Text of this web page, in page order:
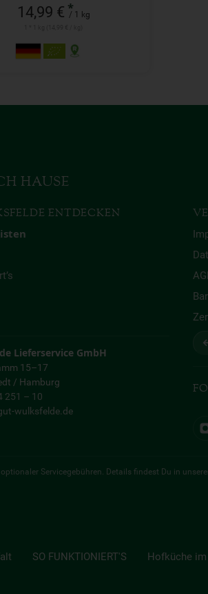
14,99 € *
/ 1 kg
HAUSE
ENTDECKEN
Lieferservice GmbH
15–17
/ Hamburg
251 – 10
wulksfelde.de
Servicegebühren. Details findest Du in
SO FUNKTIONIERT'S Hofküche im